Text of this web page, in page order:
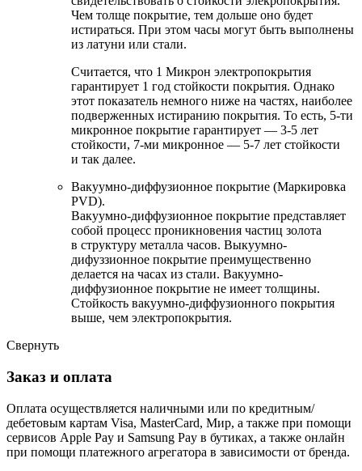
Чем толще покрытие, тем дольше оно будет
истираться. При этом часы могут быть выполнены
из латуни или стали.
Считается, что 1 Микрон электропокрытия
гарантирует 1 год стойкости покрытия. Однако
этот показатель немного ниже на частях, наиболее
подверженных истиранию покрытия. То есть, 5-ти
микронное покрытие гарантирует — 3-5 лет
стойкости, 7-ми микронное — 5-7 лет стойкости
и так далее.
Вакуумно-диффузионное покрытие (Маркировка
PVD).
Вакуумно-диффузионное покрытие представляет
собой процесс проникновения частиц золота
в структуру металла часов. Выкуумно-
дифуззионное покрытие преимущественно
делается на часах из стали. Вакуумно-
диффузионное покрытие не имеет толщины.
Стойкость вакуумно-диффузионного покрытия
выше, чем электропокрытия.
Свернуть
Заказ и оплата
Оплата осуществляется наличными или по кредитным/
дебетовым картам Visa, MasterCard, Мир, а также при помощи
сервисов Apple Pay и Samsung Pay в бутиках, а также онлайн
при помощи платежного агрегатора в зависимости от бренда.